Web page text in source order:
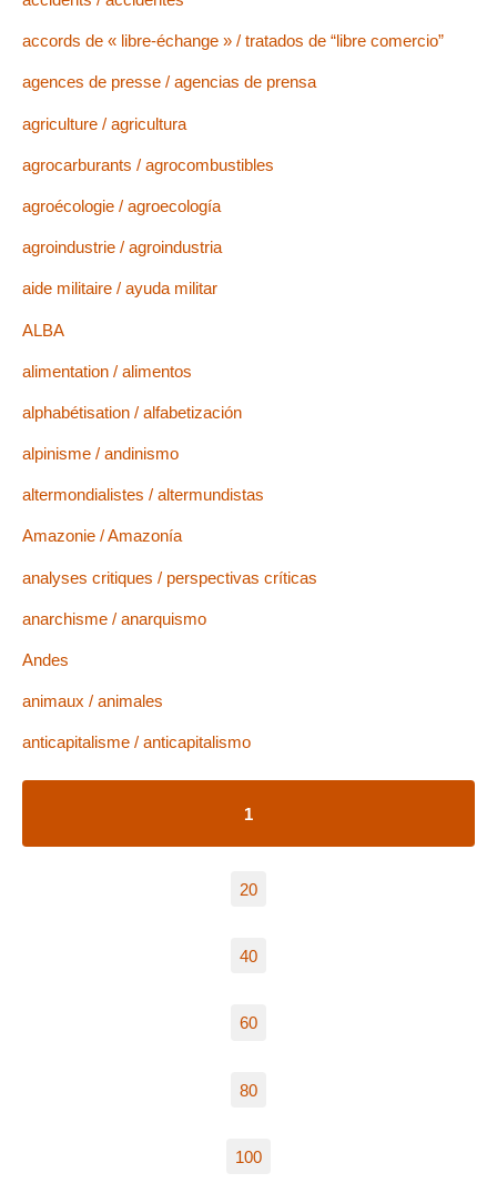
accords de « libre-échange » / tratados de “libre comercio”
agences de presse / agencias de prensa
agriculture / agricultura
agrocarburants / agrocombustibles
agroécologie / agroecología
agroindustrie / agroindustria
aide militaire / ayuda militar
ALBA
alimentation / alimentos
alphabétisation / alfabetización
alpinisme / andinismo
altermondialistes / altermundistas
Amazonie / Amazonía
analyses critiques / perspectivas críticas
anarchisme / anarquismo
Andes
animaux / animales
anticapitalisme / anticapitalismo
1
20
40
60
80
100